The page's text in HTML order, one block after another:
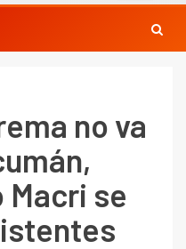
no va
Macri se